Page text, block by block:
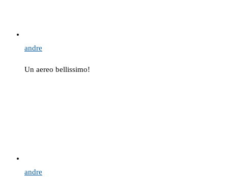
andre
Un aereo bellissimo!
andre